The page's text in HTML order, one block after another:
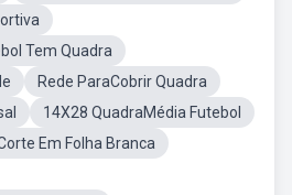
Tem Quadra
Rede ParaCobrir Quadra
14X28 QuadraMédia Futebol
Em Folha Branca